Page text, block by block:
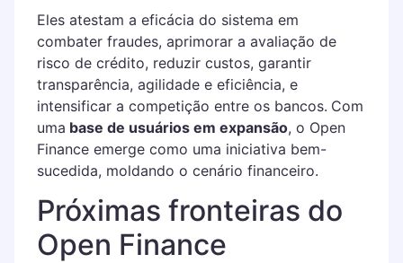
Eles atestam a eficácia do sistema em
combater fraudes, aprimorar a avaliação de
risco de crédito, reduzir custos, garantir
transparência, agilidade e eficiência, e
intensificar a competição entre os bancos. Com
uma base de usuários em expansão, o Open
Finance emerge como uma iniciativa bem-
sucedida, moldando o cenário financeiro.
Próximas fronteiras do
Open Finance